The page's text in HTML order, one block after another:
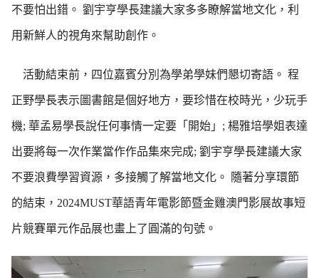
不要怕出錯。 劉宇亨學長建議大家多多瞭解當地文化，利
用新鮮人的視角來幫助創作。
活動結束前，四位嘉賓分別為學弟學妹們懇切寄語。 程
正野學長表示圖書館是個好地方，要珍惜在校時光，少玩手
機; 華孟易學長說任何事情一定要「開始」; 楊雅培學姐表達
出要將每一次作業當作作品集來完成; 劉宇亨學長建議大家
不要浪費學習資源，多接觸了解當地文化。 隨著分享環節
的結束，2024MUST華語青年電影節暨金雞澳門影展故事短
片競賽單元作品展也畫上了圓滿的句號。